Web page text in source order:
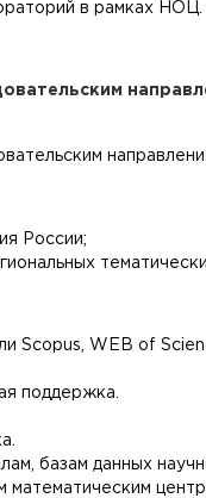
в рамках НОЦ.
России;
Scopus, WEB of
поддержка.
базам данных